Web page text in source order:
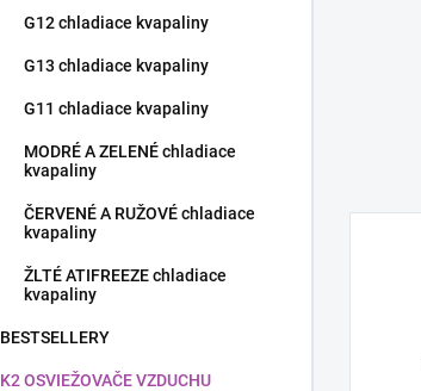
G12 chladiace kvapaliny
G13 chladiace kvapaliny
G11 chladiace kvapaliny
MODRÉ A ZELENÉ chladiace
kvapaliny
ČERVENÉ A RUŽOVÉ chladiace
kvapaliny
ŽLTÉ ATIFREEZE chladiace
kvapaliny
BESTSELLERY
K2 OSVIEŽOVAČE VZDUCHU